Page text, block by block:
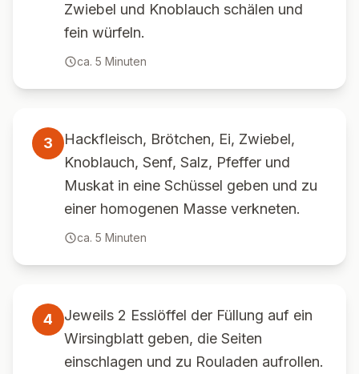
Zwiebel und Knoblauch schälen und
fein würfeln.
ca. 5 Minuten
3
Hackfleisch, Brötchen, Ei, Zwiebel,
Knoblauch, Senf, Salz, Pfeffer und
Muskat in eine Schüssel geben und zu
einer homogenen Masse verkneten.
ca. 5 Minuten
4
Jeweils 2 Esslöffel der Füllung auf ein
Wirsingblatt geben, die Seiten
einschlagen und zu Rouladen aufrollen.